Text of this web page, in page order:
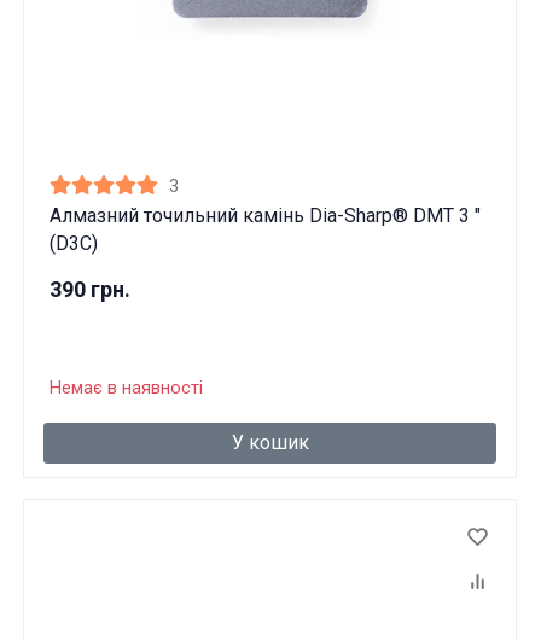
3
Алмазний точильний камінь Dia-Sharp® DMT 3 "
(D3C)
390 грн.
Немає в наявності
У кошик